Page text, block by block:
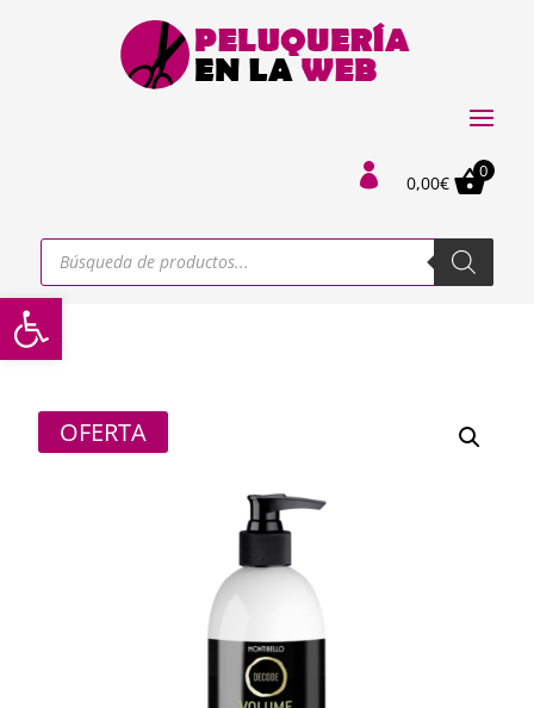
Abrir barra de herramientas
 0,00€
0
Búsqueda
productos
OFERTA